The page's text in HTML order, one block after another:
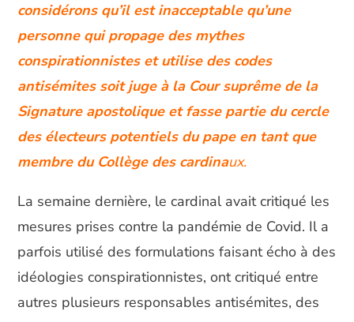
considérons qu’il est inacceptable qu’une
personne qui propage des mythes
conspirationnistes et utilise des codes
antisémites soit juge à la Cour suprême de la
Signature apostolique et fasse partie du cercle
des électeurs potentiels du pape en tant que
membre du Collège des cardinaux.
La semaine dernière, le cardinal avait critiqué les
mesures prises contre la pandémie de Covid. Il a
parfois utilisé des formulations faisant écho à des
idéologies conspirationnistes, ont critiqué entre
autres plusieurs responsables antisémites, des